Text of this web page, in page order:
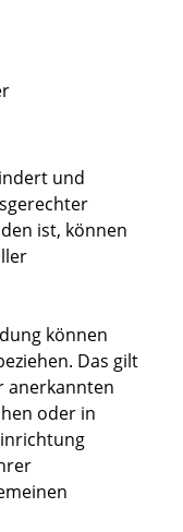
und
ist, können
können
Das gilt
anerkannten
oder in